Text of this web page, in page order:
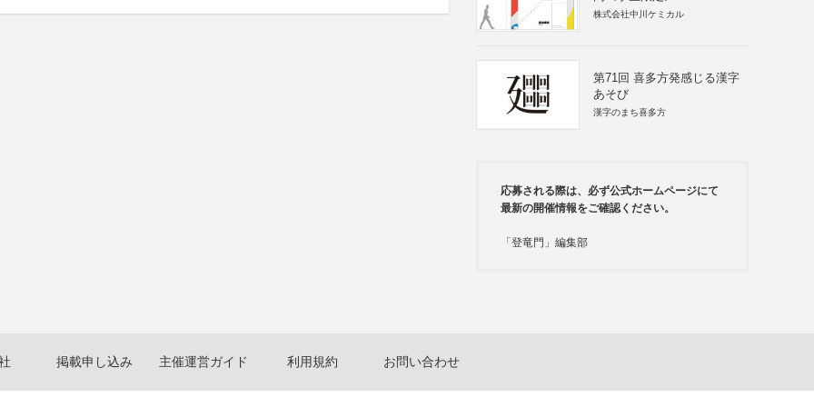
株式会社中川ケミカル
第71回 喜多方発感じる漢字
あそび
漢字のまち喜多方
応募される際は、必ず公式ホームページにて
最新の開催情報をご確認ください。
「登竜門」編集部
掲載申し込み 主催運営ガイド 利用規約 お問い合わせ